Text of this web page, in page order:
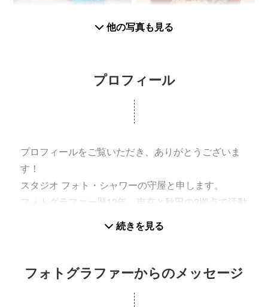
他の写真も見る
プロフィール
プロフィールをご覧いただき、ありがとうございま
す！
スタジオ フォト・シャワーの守屋と申します。
フォトグラファー歴13年、東京と秋田の2拠点で活動
続きを見る
フォトグラファーからのメッセージ